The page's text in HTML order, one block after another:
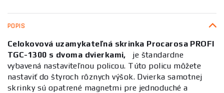
POPIS
Celokovová uzamykateľná skrinka Procarosa PROFI
TGC-1300 s dvoma dvierkami,
je štandardne
vybavená nastaviteľnou policou. Túto policu môžete
nastaviť do štyroch rôznych výšok. Dvierka samotnej
skrinky sú opatrené magnetmi pre jednoduché a